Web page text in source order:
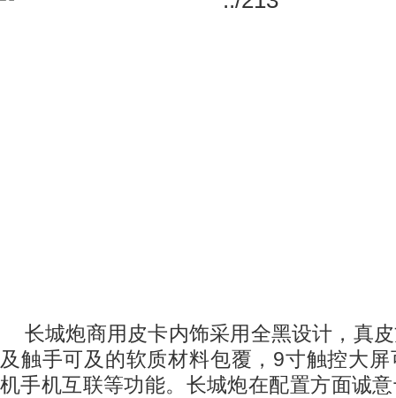
长城炮商用皮卡内饰采用全黑设计，真
及触手可及的软质材料包覆， 9寸触控大
机手机互联等功能。长城炮在配置方面诚